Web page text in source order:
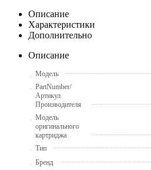
Описание
Характеристики
Дополнительно
Описание
Модель
PartNumber/
Артикул
Производителя
Модель
оригинального
картриджа
Тип
Бренд